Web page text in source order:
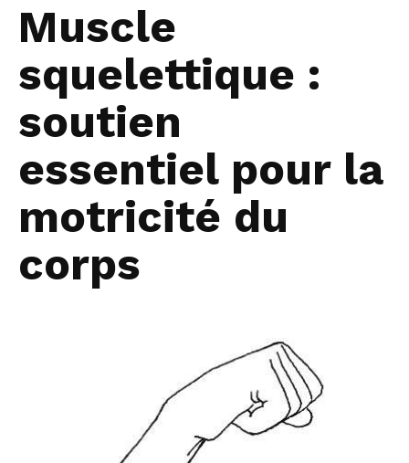
Muscle
squelettique :
soutien
essentiel pour la
motricité du
corps